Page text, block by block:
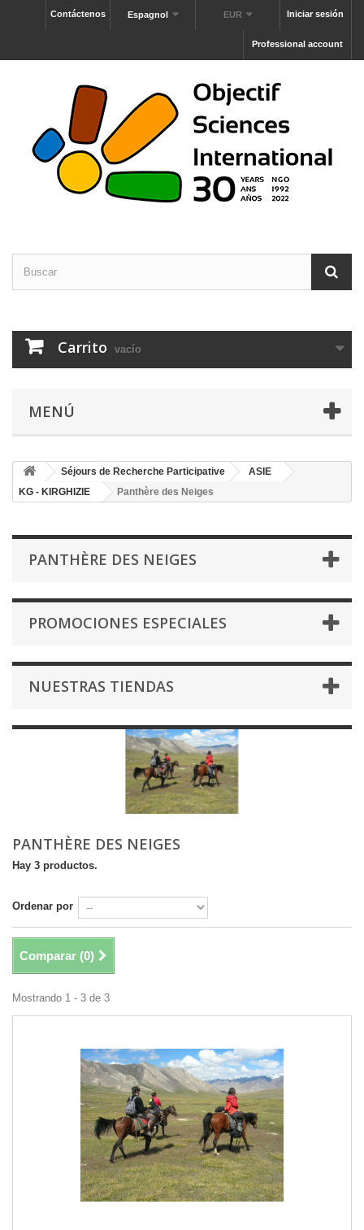
Iniciar sesión
EUR
Espagnol
Contáctenos
Professional account
Carrito vacío
MENÚ
Séjours de Recherche Participative
ASIE
KG - KIRGHIZIE
Panthère des Neiges
PANTHÈRE DES NEIGES
PROMOCIONES ESPECIALES
NUESTRAS TIENDAS
PANTHÈRE DES NEIGES
Hay 3 productos.
Ordenar por
Comparar (0)
Mostrando 1 - 3 de 3